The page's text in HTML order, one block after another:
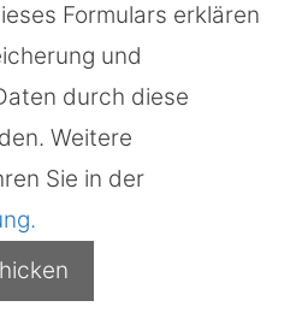
Formulars erklären
und
durch diese
Weitere
Sie in der